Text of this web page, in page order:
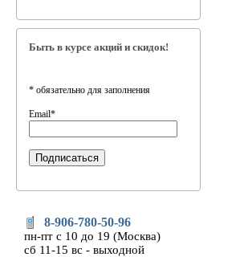
Быть в курсе акций и скидок!
* обязательно для заполнения
Email*
8-906-780-50-96
пн-пт с 10 до 19 (Москва)
сб 11-15 вс - выходной